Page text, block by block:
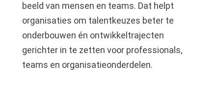
beeld van mensen en teams. Dat helpt
organisaties om talentkeuzes beter te
onderbouwen én ontwikkeltrajecten
gerichter in te zetten voor professionals,
teams en organisatieonderdelen.